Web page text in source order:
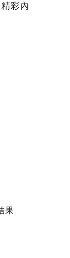
彩內
果